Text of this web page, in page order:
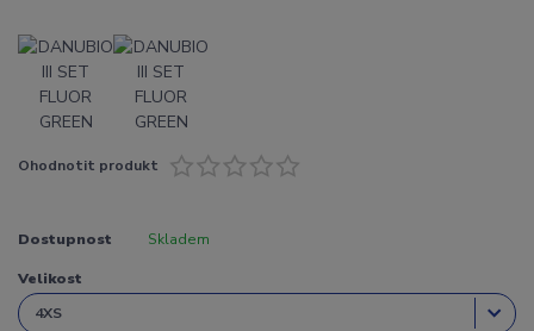
Ohodnotit produkt
Dostupnost Skladem
Velikost